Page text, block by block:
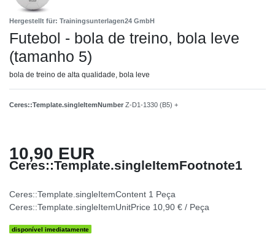
Hergestellt für: Trainingsunterlagen24 GmbH
Futebol - bola de treino, bola leve
(tamanho 5)
bola de treino de alta qualidade, bola leve
Ceres::Template.singleItemNumber Z-D1-1330 (B5) +
10,90 EUR
Ceres::Template.singleItemFootnote1
Ceres::Template.singleItemContent 1 Peça
Ceres::Template.singleItemUnitPrice 10,90 € / Peça
disponível imediatamente